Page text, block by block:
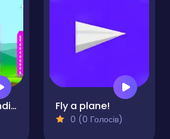
Dangerous Landing Fly a plane!
0 (0 Голосів)